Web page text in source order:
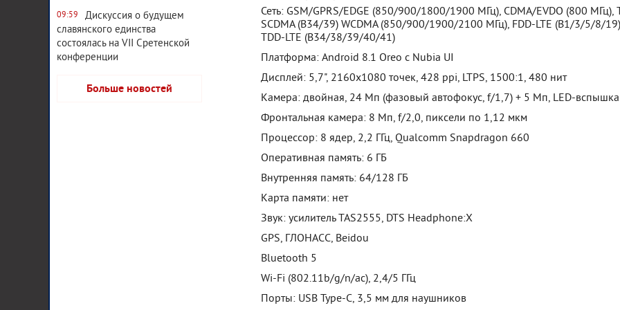
09:59
Дискуссия о будущем
славянского единства
состоялась на VII Сретенской
конференции
Больше новостей
Сеть: GSM/GPRS/EDGE (850/900/1800/1900 МГц), CDMA/EVDO (800 МГц),
SCDMA (B34/39) WCDMA (850/900/1900/2100 МГц), FDD-LTE (B1/3/5/8/
TDD-LTE (B34/38/39/40/41)
Платформа: Android 8.1 Oreo с Nubia UI
Дисплей: 5,7", 2160х1080 точек, 428 ppi, LTPS, 1500:1, 480 нит
Камера: двойная, 24 Мп (фазовый автофокус, f/1,7) + 5 Мп, LED-вспышка
Фронтальная камера: 8 Мп, f/2,0, пиксели по 1,12 мкм
Процессор: 8 ядер, 2,2 ГГц, Qualcomm Snapdragon 660
Оперативная память: 6 ГБ
Внутренняя память: 64/128 ГБ
Карта памяти: нет
Звук: усилитель TAS2555, DTS Headphone:X
GPS, ГЛОНАСС, Beidou
Bluetooth 5
Wi-Fi (802.11b/g/n/ac), 2,4/5 ГГц
Порты: USB Type-C, 3,5 мм для наушников